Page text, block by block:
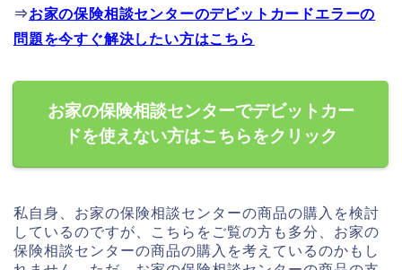
⇒お家の保険相談センターのデビットカードエラーの
問題を今すぐ解決したい方はこちら
お家の保険相談センターでデビットカー
ドを使えない方はこちらをクリック
私自身、お家の保険相談センターの商品の購入を検討
しているのですが、こちらをご覧の方も多分、お家の
保険相談センターの商品の購入を考えているのかもし